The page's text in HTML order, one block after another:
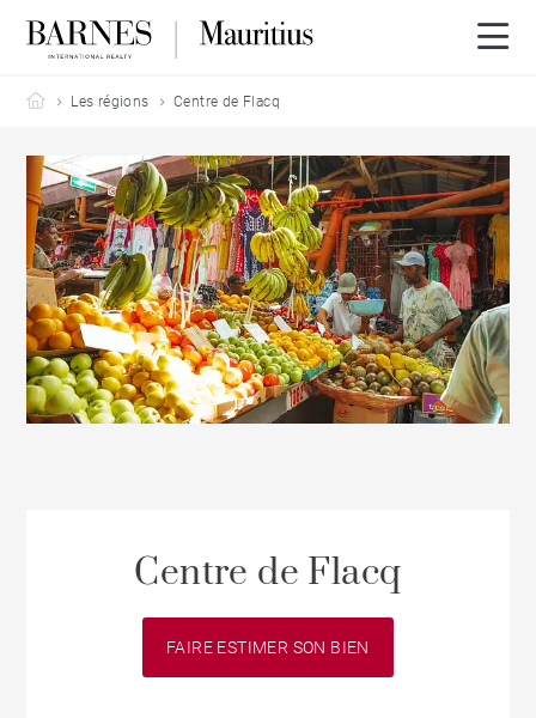
Barnes Mauritius
Les régions Centre de Flacq
Centre de Flacq
FAIRE ESTIMER SON BIEN